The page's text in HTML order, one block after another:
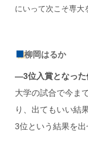
にいって次こそ専大
柳岡はるか
―3位入賞となっ
大学の試合で今ま
り、出てもいい結
3位という結果を出